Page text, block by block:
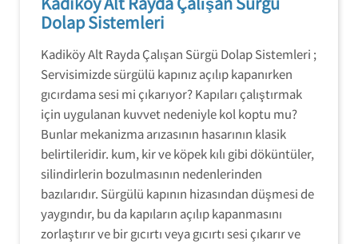
Dolap Sistemleri
Kadiköy Alt Rayda Çalışan Sürgü Dolap Sistemleri ;
Servisimizde sürgülü kapınız açılıp kapanırken
gıcırdama sesi mi çıkarıyor? Kapıları çalıştırmak
için uygulanan kuvvet nedeniyle kol koptu mu?
Bunlar mekanizma arızasının hasarının klasik
belirtileridir. kum, kir ve köpek kılı gibi döküntüler,
silindirlerin bozulmasının nedenlerinden
bazılarıdır. Sürgülü kapının hizasından düşmesi de
yaygındır, bu da kapıların açılıp kapanmasını
zorlaştırır ve bir gıcırtı veya gıcırtı sesi çıkarır ve